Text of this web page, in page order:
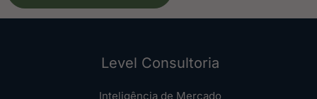
Level Consultoria
Inteligência de Mercado